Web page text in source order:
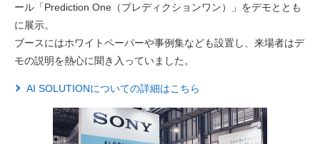
ール「Prediction One（プレディクションワン）」をデモととも
に展示。
ブースにはホワイトペーパーや事例集なども設置し、来場者はデ
モの説明を熱心に聞き入っていました。
AI SOLUTIONについての詳細はこちら